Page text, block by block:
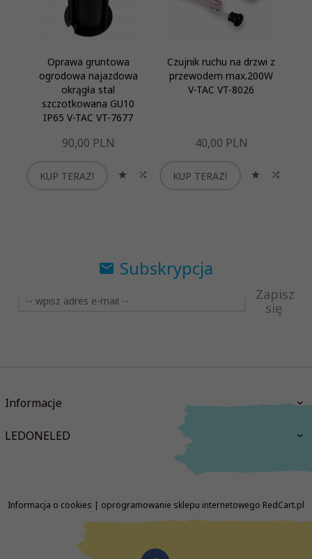
Oprawa gruntowa
ogrodowa najazdowa
okrągła stal
szczotkowana GU10
IP65 V-TAC VT-7677
90,00 PLN
KUP TERAZ!
Czujnik ruchu na drzwi z
przewodem max.200W
V-TAC VT-8026
40,00 PLN
KUP TERAZ!
Subskrypcja
Zapisz
się
Informacje
LEDONELED
biuro@ledoneled.pl
Informacja o cookies | oprogramowanie sklepu internetowego RedCart.pl